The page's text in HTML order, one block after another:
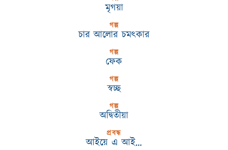
মৃগয়া
গল্প
চার আলোর চমৎকার
গল্প
ফেক
গল্প
স্বচ্ছ
গল্প
অদ্বিতীয়া
প্রবন্ধ
আইয়ে এ আই…